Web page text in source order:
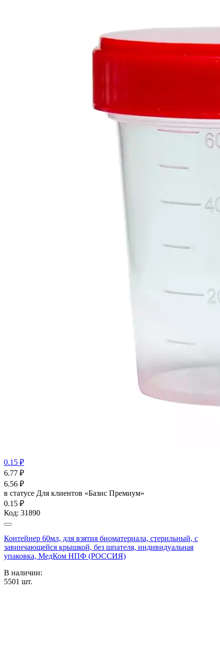
0.15 ₽
6.77 ₽
6.56 ₽
в статусе Для клиентов «Базис Премиум»
0.15 ₽
Код: 31890
Контейнер 60мл, для взятия биоматериала, стерильный, с
завинчающейся крышкой, без шпателя, индивидуальная
упаковка, МедКом НПФ (РОССИЯ)
В наличии:
5501 шт.